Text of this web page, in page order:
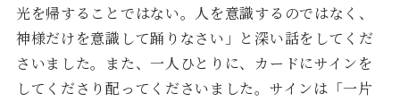
光を帰することではない。人を意識するのではなく、
神様だけを意識して踊りなさい」と深い話をしてくだ
さいました。また、一人ひとりに、カードにサインを
してくださり配ってくださいました。サインは「一片